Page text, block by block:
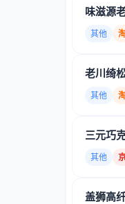
味滋源
其他
老川绮
其他
三元巧
其他
盖狮高